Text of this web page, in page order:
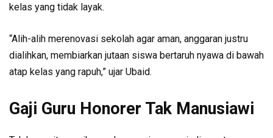
kelas yang tidak layak.
“Alih-alih merenovasi sekolah agar aman, anggaran justru
dialihkan, membiarkan jutaan siswa bertaruh nyawa di bawah
atap kelas yang rapuh,” ujar Ubaid.
Gaji Guru Honorer Tak Manusiawi